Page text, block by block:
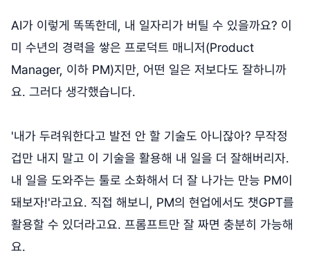
AI가 이렇게 똑똑한데, 내 일자리가 버틸 수 있을까요? 이
미 수년의 경력을 쌓은 프로덕트 매니저(Product
Manager, 이하 PM)지만, 어떤 일은 저보다도 잘하니까
요. 그러다 생각했습니다.
'내가 두려워한다고 발전 안 할 기술도 아니잖아? 무작정
겁만 내지 말고 이 기술을 활용해 내 일을 더 잘해버리자.
내 일을 도와주는 툴로 소화해서 더 잘 나가는 만능 PM이
돼보자!'라고요. 직접 해보니, PM의 현업에서도 챗GPT를
활용할 수 있더라고요. 프롬프트만 잘 짜면 충분히 가능해
요.